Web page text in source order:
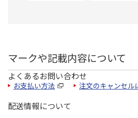
マークや記載内容について
よくあるお問い合わせ
お支払い方法 注文のキャンセル
配送情報について